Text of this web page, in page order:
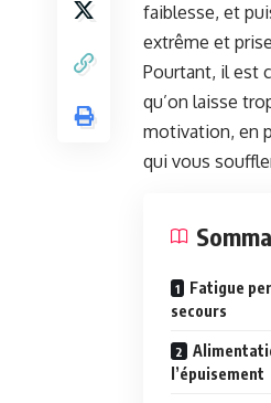
faiblesse, et
extrême et
Pourtant, il est
qu’on laisse
motivation, en
qui vous
Fatigue
secours
l’épuisement